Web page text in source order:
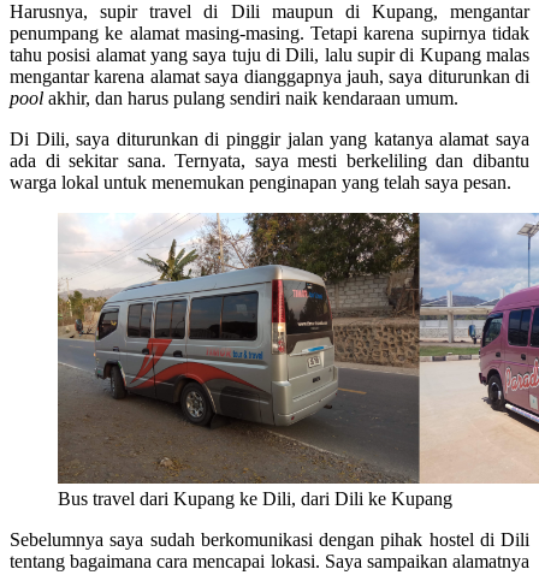
Harusnya, supir travel di Dili maupun di Kupang, mengantar
penumpang ke alamat masing-masing. Tetapi karena supirnya tidak
tahu posisi alamat yang saya tuju di Dili, lalu supir di Kupang malas
mengantar karena alamat saya dianggapnya jauh, saya diturunkan di
pool akhir, dan harus pulang sendiri naik kendaraan umum.
Di Dili, saya diturunkan di pinggir jalan yang katanya alamat saya
ada di sekitar sana. Ternyata, saya mesti berkeliling dan dibantu
warga lokal untuk menemukan penginapan yang telah saya pesan.
Bus travel dari Kupang ke Dili, dari Dili ke Kupang
Sebelumnya saya sudah berkomunikasi dengan pihak hostel di Dili
tentang bagaimana cara mencapai lokasi. Saya sampaikan alamatnya